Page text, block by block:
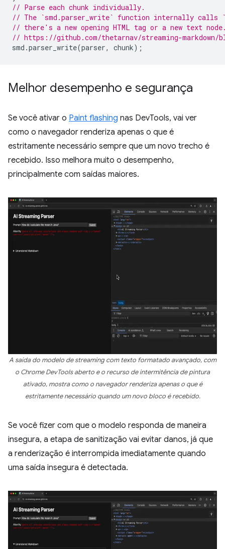
// Parse each chunk individually.
// The `smd.parser_write` function internally calls
// there's a new opening HTML tag or a new text
// https://github.com/thetarnav/streaming-markdown/
smd .parser_write(parser, chunk);
Melhor desempenho e segurança
Se você ativar o Paint flashing nas DevTools, vai ver
como o navegador renderiza apenas o que é
estritamente necessário sempre que um novo trecho é
recebido. Isso melhora muito o desempenho,
principalmente com saídas maiores.
A saída do modelo de streaming com texto formatado avançado, com
o Chrome DevTools aberto e o recurso de intermitência de pintura
ativado, mostra como o navegador renderiza apenas o que é
estritamente necessário quando um novo bloco é recebido.
Se você fizer com que o modelo responda de maneira
insegura, a etapa de sanitização vai evitar danos, já que
a renderização é interrompida imediatamente quando
uma saída insegura é detectada.